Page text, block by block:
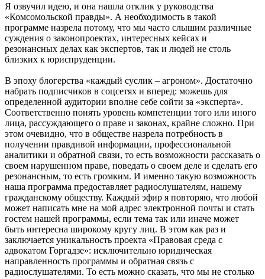
Я озвучил идею, и она нашла отклик у руководства
«Комсомольской правды». А необходимость в такой
программе назрела потому, что мы часто слышим различные
суждения о законопроектах, интересных кейсах и
резонансных делах как экспертов, так и людей не столь
близких к юриспруденции.
В эпоху блогерства «каждый суслик – агроном». Достаточно
набрать подписчиков в соцсетях и вперед: можешь для
определенной аудитории вполне себе сойти за «эксперта».
Соответственно понять уровень компетенции того или иного
лица, рассуждающего о праве и законах, крайне сложно. При
этом очевидно, что в обществе назрела потребность в
получении правдивой информации, профессиональной
аналитики и обратной связи, то есть возможности рассказать о
своем нарушенном праве, поведать о своем деле и сделать его
резонансным, то есть громким. И именно такую возможность
наша программа предоставляет радиослушателям, нашему
гражданскому обществу. Каждый эфир я повторяю, что любой
может написать мне на мой адрес электронной почты и стать
гостем нашей программы, если тема так или иначе может
быть интересна широкому кругу лиц. В этом как раз и
заключается уникальность проекта «Правовая среда с
адвокатом Горгадзе»: исключительно юридическая
направленность программы и обратная связь с
радиослушателями. То есть можно сказать, что мы не столько